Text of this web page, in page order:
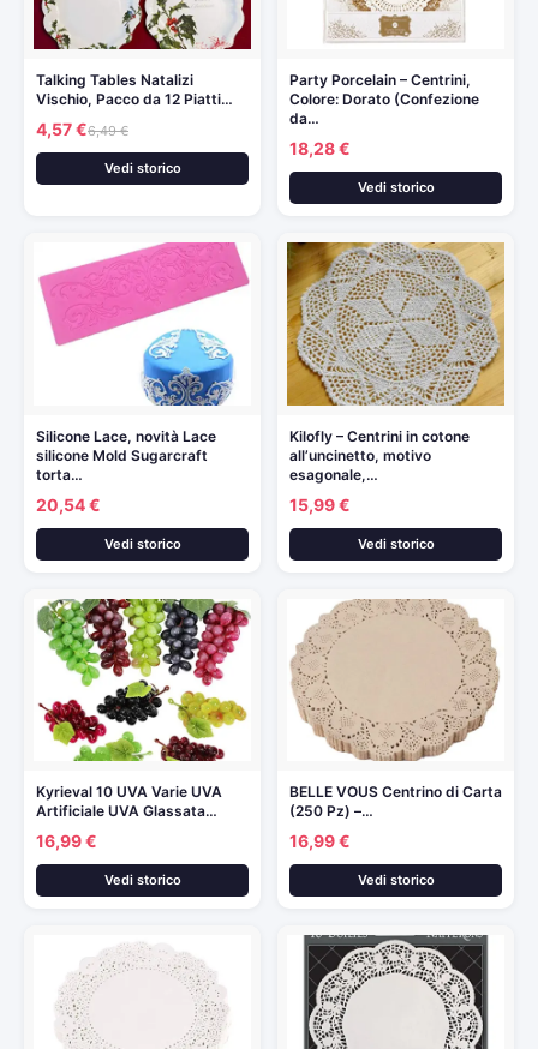
Talking Tables Natalizi
Vischio, Pacco da 12 Piatti…
4,57 €6,49 €
Vedi storico
Party Porcelain – Centrini,
Colore: Dorato (Confezione
da…
18,28 €
Vedi storico
Silicone Lace, novità Lace
silicone Mold Sugarcraft
torta…
20,54 €
Vedi storico
Kilofly – Centrini in cotone
all’uncinetto, motivo
esagonale,…
15,99 €
Vedi storico
Kyrieval 10 UVA Varie UVA
Artificiale UVA Glassata…
16,99 €
Vedi storico
BELLE VOUS Centrino di Carta
(250 Pz) –…
16,99 €
Vedi storico